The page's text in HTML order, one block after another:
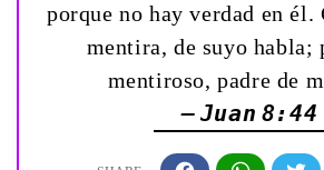
porque no hay verdad en él.
mentira, de suyo habla;
mentiroso, padre de
— Juan 8:44